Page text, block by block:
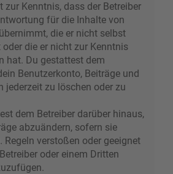
zur Kenntnis, dass der Betreiber
für die Inhalte von
die er nicht selbst
oder die er nicht zur Kenntnis
hat. Du gestattest dem
Benutzerkonto, Beiträge und
jederzeit zu löschen oder zu
dem Betreiber darüber hinaus,
abzuändern, sofern sie
Regeln verstoßen oder geeignet
oder einem Dritten